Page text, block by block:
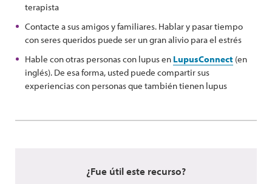
terapista
Contacte a sus amigos y familiares. Hablar y pasar tiempo
con seres queridos puede ser un gran alivio para el estrés
Hable con otras personas con lupus en LupusConnect (en
inglés). De esa forma, usted puede compartir sus
experiencias con personas que también tienen lupus
¿Fue útil este recurso?